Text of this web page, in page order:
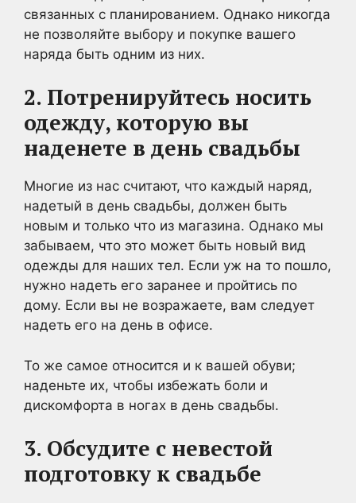
связанных с планированием. Однако никогда
не позволяйте выбору и покупке вашего
наряда быть одним из них.
2. Потренируйтесь носить
одежду, которую вы
наденете в день свадьбы
Многие из нас считают, что каждый наряд,
надетый в день свадьбы, должен быть
новым и только что из магазина. Однако мы
забываем, что это может быть новый вид
одежды для наших тел. Если уж на то пошло,
нужно надеть его заранее и пройтись по
дому. Если вы не возражаете, вам следует
надеть его на день в офисе.
То же самое относится и к вашей обуви;
наденьте их, чтобы избежать боли и
дискомфорта в ногах в день свадьбы.
3. Обсудите с невестой
подготовку к свадьбе